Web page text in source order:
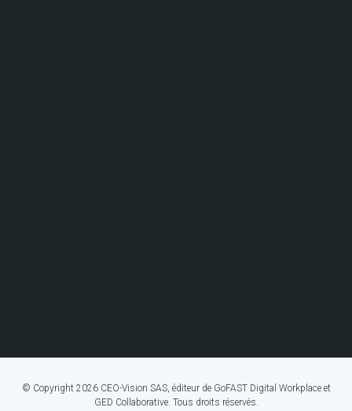
© Copyright 2026 CEO-Vision SAS, éditeur de GoFAST Digital Workplace et
GED Collaborative. Tous droits réservés.